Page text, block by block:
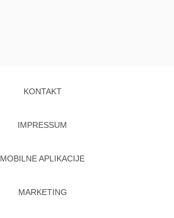
KONTAKT
IMPRESSUM
MOBILNE APLIKACIJE
MARKETING